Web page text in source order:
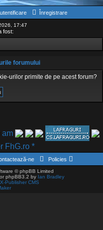
Înregistrare
17:47
fost:
forumului
urilor primite de pe acest forum?
FhG.ro *
Policies
ne
© phpBB Limited
phpBB3.2 by Ian Bradley
Publisher CMS